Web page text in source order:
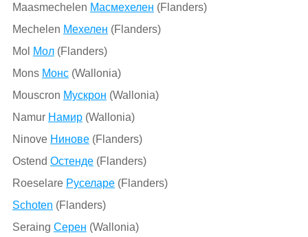
Maasmechelen Масмехелен (Flanders)
Mechelen Мехелен (Flanders)
Mol Мол(Flanders)
Mons Монс(Wallonia)
Mouscron Мускрон (Wallonia)
Namur Намир(Wallonia)
Ninove Нинове(Flanders)
Ostend Остенде(Flanders)
Roeselare Руселаре(Flanders)
Schoten (Flanders)
Seraing Серен (Wallonia)